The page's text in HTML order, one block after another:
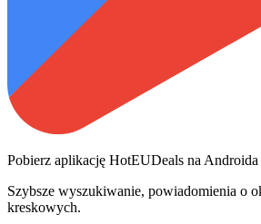
Pobierz aplikację HotEUDeals na Androida
Szybsze wyszukiwanie, powiadomienia o
kreskowych.